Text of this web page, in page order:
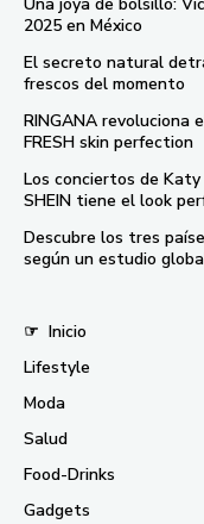
2025 en México
El secreto natural
frescos del momento
RINGANA revoluciona
FRESH skin perfection
Los conciertos de
SHEIN tiene el look
Descubre los tres
según un estudio
☞ Inicio
Lifestyle
Moda
Salud
Food-Drinks
Gadgets